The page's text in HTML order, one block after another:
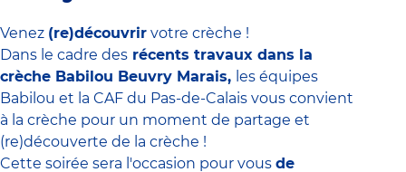
Venez (re)découvrir votre crèche !
Dans le cadre des récents travaux dans la
crèche Babilou Beuvry Marais, les équipes
Babilou et la CAF du Pas-de-Calais vous convient
à la crèche pour un moment de partage et
(re)découverte de la crèche !
Cette soirée sera l'occasion pour vous de